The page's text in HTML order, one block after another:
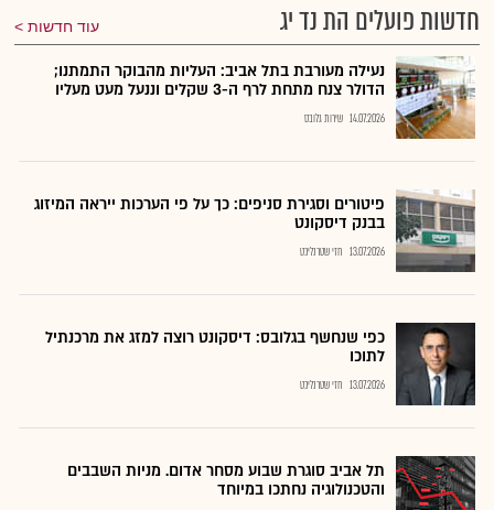
חדשות פועלים הת נד יג עוד חדשות
נעילה מעורבת בתל אביב: העליות מהבוקר התמתנו;
הדולר צנח מתחת לרף ה-3 שקלים וננעל מעט מעליו
14.07.2026 שירות גלובס
פיטורים וסגירת סניפים: כך על פי הערכות ייראה המיזוג
בבנק דיסקונט
13.07.2026 חזי שטרנליכט
כפי שנחשף בגלובס: דיסקונט רוצה למזג את מרכנתיל
לתוכו
13.07.2026 חזי שטרנליכט
תל אביב סוגרת שבוע מסחר אדום. מניות השבבים
והטכנולוגיה נחתכו במיוחד